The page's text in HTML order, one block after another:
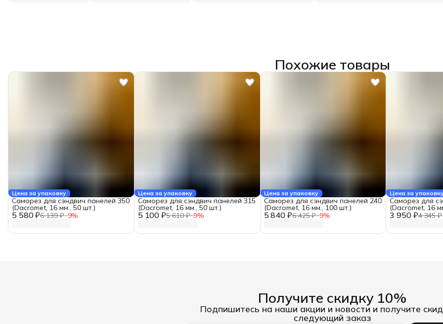
Похожие товары
Цена за упаковку
5 580 ₽6 139 ₽−9%
Саморез для сэндвич панелей 350
(Dacromet, 16 мм., 50 шт.)
Цена за упаковку
5 100 ₽5 610 ₽−9%
Саморез для сэндвич панелей 315
(Dacromet, 16 мм., 50 шт.)
Цена за упаковку
5 840 ₽6 425 ₽−9%
Саморез для сэндвич панелей 240
(Dacromet, 16 мм., 100 шт.)
Цена за
3 950 ₽4 345 ₽
Саморез для
(Dacromet, 16
Получите скидку 10%
Подпишитесь на наши акции и новости и получите
следующий заказ